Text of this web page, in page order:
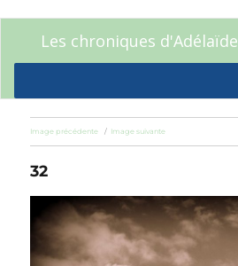
Les chroniques d'Adélaïde
Image précédente Image suivante
32